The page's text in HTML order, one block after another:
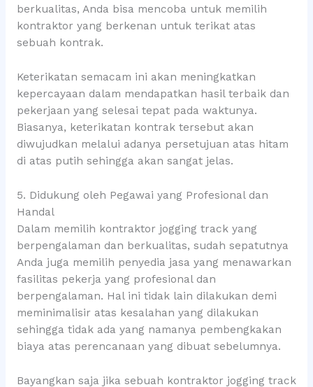
berkualitas, Anda bisa mencoba untuk memilih
kontraktor yang berkenan untuk terikat atas
sebuah kontrak.
Keterikatan semacam ini akan meningkatkan
kepercayaan dalam mendapatkan hasil terbaik dan
pekerjaan yang selesai tepat pada waktunya.
Biasanya, keterikatan kontrak tersebut akan
diwujudkan melalui adanya persetujuan atas hitam
di atas putih sehingga akan sangat jelas.
5. Didukung oleh Pegawai yang Profesional dan
Handal
Dalam memilih kontraktor jogging track yang
berpengalaman dan berkualitas, sudah sepatutnya
Anda juga memilih penyedia jasa yang menawarkan
fasilitas pekerja yang profesional dan
berpengalaman. Hal ini tidak lain dilakukan demi
meminimalisir atas kesalahan yang dilakukan
sehingga tidak ada yang namanya pembengkakan
biaya atas perencanaan yang dibuat sebelumnya.
Bayangkan saja jika sebuah kontraktor jogging track